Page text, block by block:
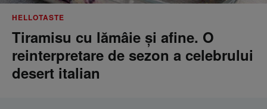
HELLOTASTE
Tiramisu cu lămâie și afine. O
reinterpretare de sezon a celebrului
desert italian